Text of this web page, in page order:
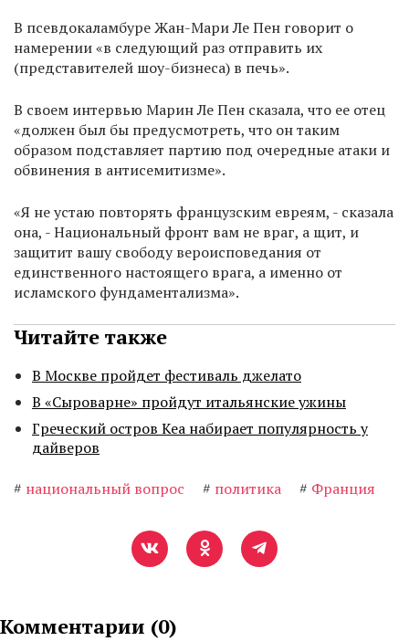
В псевдокаламбуре Жан-Мари Ле Пен говорит о
намерении «в следующий раз отправить их
(представителей шоу-бизнеса) в печь».
В своем интервью Марин Ле Пен сказала, что ее отец
«должен был бы предусмотреть, что он таким
образом подставляет партию под очередные атаки и
обвинения в антисемитизме».
«Я не устаю повторять французским евреям, - сказала
она, - Национальный фронт вам не враг, а щит, и
защитит вашу свободу вероисповедания от
единственного настоящего врага, а именно от
исламского фундаментализма».
Читайте также
В Москве пройдет фестиваль джелато
В «Сыроварне» пройдут итальянские ужины
Греческий остров Кеа набирает популярность у
дайверов
# национальный вопрос # политика # Франция
Комментарии (0)